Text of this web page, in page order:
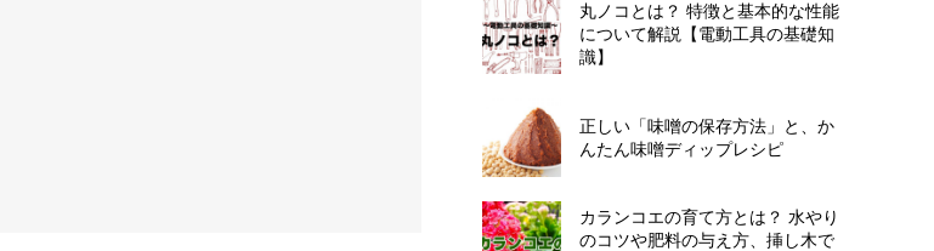
丸ノコとは？ 特徴と基本的な性能
について解説【電動工具の基礎知
識】
正しい「味噌の保存方法」と、か
んたん味噌ディップレシピ
カランコエの育て方とは？ 水やり
のコツや肥料の与え方、挿し木で